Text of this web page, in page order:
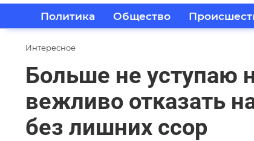
Политика Общество
Интересное
Больше не уступаю
вежливо отказать
без лишних ссор